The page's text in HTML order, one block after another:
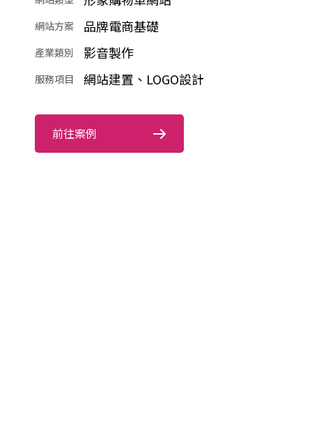
網站方案 品牌電商基礎
產業類別 影音製作
服務項目 網站建置、LOGO設計
前往案例